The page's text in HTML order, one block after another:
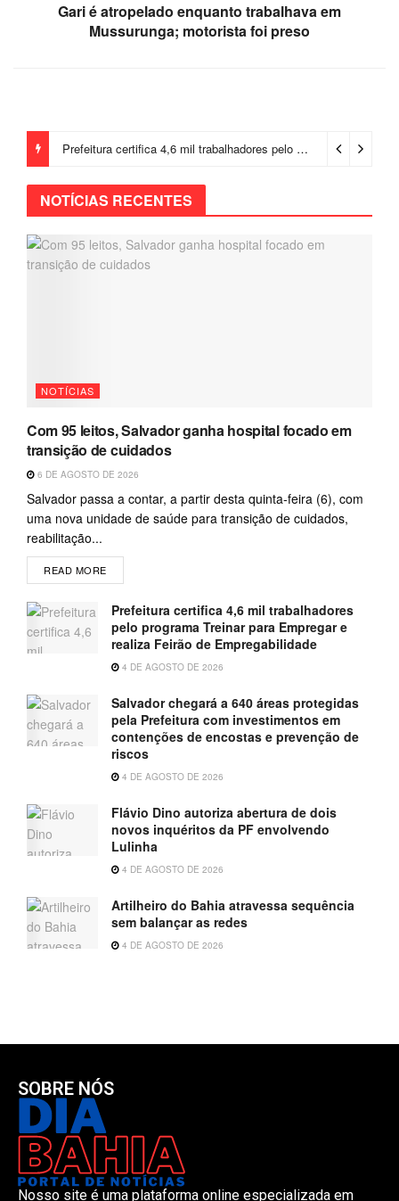
Gari é atropelado enquanto trabalhava em
Mussurunga; motorista foi preso
Prefeitura certifica 4,6 mil trabalhadores pelo programa Treinar para Empregar e realiza Feirão de Empregabilidade
NOTÍCIAS RECENTES
NOTÍCIAS
Com 95 leitos, Salvador ganha hospital focado em
transição de cuidados
6 DE AGOSTO DE 2026
Salvador passa a contar, a partir desta quinta-feira (6), com
uma nova unidade de saúde para transição de cuidados,
reabilitação...
READ MORE
Prefeitura certifica 4,6 mil trabalhadores
pelo programa Treinar para Empregar e
realiza Feirão de Empregabilidade
4 DE AGOSTO DE 2026
Salvador chegará a 640 áreas protegidas
pela Prefeitura com investimentos em
contenções de encostas e prevenção de
riscos
4 DE AGOSTO DE 2026
Flávio Dino autoriza abertura de dois
novos inquéritos da PF envolvendo
Lulinha
4 DE AGOSTO DE 2026
Artilheiro do Bahia atravessa sequência
sem balançar as redes
4 DE AGOSTO DE 2026
SOBRE NÓS
Nosso site é uma plataforma online especializada em